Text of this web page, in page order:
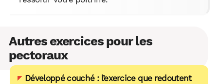
Autres exercices pour les
pectoraux
Développé couché : l’exercice que redoutent